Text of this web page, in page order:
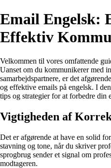
Email Engelsk:
Effektiv
Velkommen til vores omfattende
Uanset om du kommunikerer med
samarbejdspartnere, er det
og effektive emails på engelsk. I
tips og strategier for at forbedre din
Vigtigheden af
Det er afgørende at have en solid
stavning og tone, når du skriver
sprogbrug sender et signal om
modtageren.